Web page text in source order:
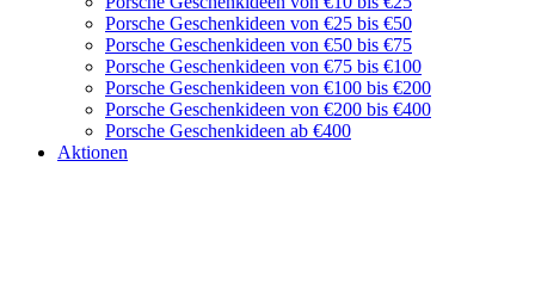
Porsche Geschenkideen von €25 bis €50
Porsche Geschenkideen von €50 bis €75
Porsche Geschenkideen von €75 bis €100
Porsche Geschenkideen von €100 bis €200
Porsche Geschenkideen von €200 bis €400
Porsche Geschenkideen ab €400
Aktionen